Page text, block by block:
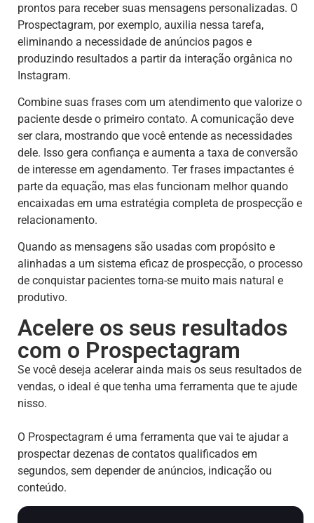
prontos para receber suas mensagens personalizadas. O
Prospectagram, por exemplo, auxilia nessa tarefa,
eliminando a necessidade de anúncios pagos e
produzindo resultados a partir da interação orgânica no
Instagram.
Combine suas frases com um atendimento que valorize o
paciente desde o primeiro contato. A comunicação deve
ser clara, mostrando que você entende as necessidades
dele. Isso gera confiança e aumenta a taxa de conversão
de interesse em agendamento. Ter frases impactantes é
parte da equação, mas elas funcionam melhor quando
encaixadas em uma estratégia completa de prospecção e
relacionamento.
Quando as mensagens são usadas com propósito e
alinhadas a um sistema eficaz de prospecção, o processo
de conquistar pacientes torna-se muito mais natural e
produtivo.
Acelere os seus resultados
com o Prospectagram
Se você deseja acelerar ainda mais os seus resultados de
vendas, o ideal é que tenha uma ferramenta que te ajude
nisso.
O Prospectagram é uma ferramenta que vai te ajudar a
prospectar dezenas de contatos qualificados em
segundos, sem depender de anúncios, indicação ou
conteúdo.